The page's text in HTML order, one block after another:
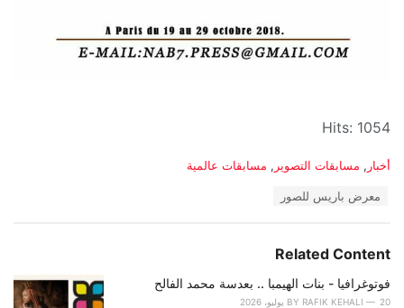
Hits: 1054
C
o
r
i
e
أخبار , مسابقات التصوير , مسابقات عالمية
:
معرض باريس للصور
Related Content
فوتوغرافيا - بنات الهيمبا .. بعدسة محمد الفالح
BY RAFIK KEHALI 20 يوليو، 2026